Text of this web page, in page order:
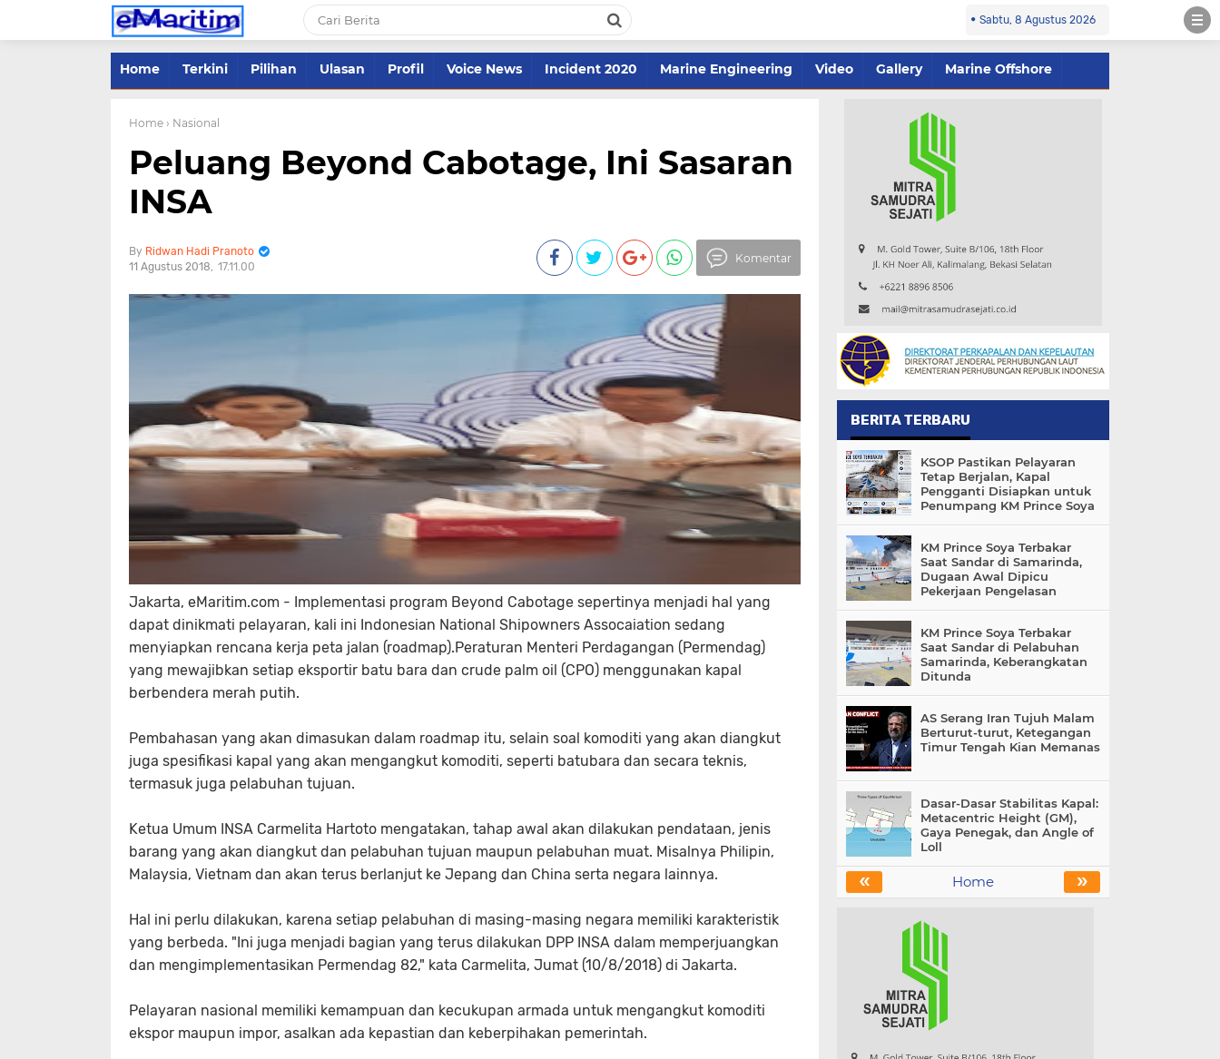
Sabtu, 8 Agustus 2026
Home Terkini Pilihan Ulasan Profil Voice News Incident 2020 Marine Engineering Video Gallery Marine Offshore
Home › Nasional
Peluang Beyond Cabotage, Ini Sasaran
INSA
Ridwan Hadi Pranoto
11 Agustus 2018
17.11.00
Komentar
Jakarta, eMaritim.com - Implementasi program Beyond Cabotage sepertinya menjadi hal yang
dapat dinikmati pelayaran, kali ini Indonesian National Shipowners Assocaiation sedang
menyiapkan rencana kerja peta jalan (roadmap).Peraturan Menteri Perdagangan (Permendag)
yang mewajibkan setiap eksportir batu bara dan crude palm oil (CPO) menggunakan kapal
berbendera merah putih.
Pembahasan yang akan dimasukan dalam roadmap itu, selain soal komoditi yang akan diangkut
juga spesifikasi kapal yang akan mengangkut komoditi, seperti batubara dan secara teknis,
termasuk juga pelabuhan tujuan.
Ketua Umum INSA Carmelita Hartoto mengatakan, tahap awal akan dilakukan pendataan, jenis
barang yang akan diangkut dan pelabuhan tujuan maupun pelabuhan muat. Misalnya Philipin,
Malaysia, Vietnam dan akan terus berlanjut ke Jepang dan China serta negara lainnya.
Hal ini perlu dilakukan, karena setiap pelabuhan di masing-masing negara memiliki karakteristik
yang berbeda. "Ini juga menjadi bagian yang terus dilakukan DPP INSA dalam memperjuangkan
dan mengimplementasikan Permendag 82," kata Carmelita, Jumat (10/8/2018) di Jakarta.
Pelayaran nasional memiliki kemampuan dan kecukupan armada untuk mengangkut komoditi
ekspor maupun impor, asalkan ada kepastian dan keberpihakan pemerintah.
BERITA TERBARU
KSOP Pastikan Pelayaran
Tetap Berjalan, Kapal
Pengganti Disiapkan untuk
Penumpang KM Prince Soya
KM Prince Soya Terbakar
Saat Sandar di Samarinda,
Dugaan Awal Dipicu
Pekerjaan Pengelasan
KM Prince Soya Terbakar
Saat Sandar di Pelabuhan
Samarinda, Keberangkatan
Ditunda
AS Serang Iran Tujuh Malam
Berturut-turut, Ketegangan
Timur Tengah Kian Memanas
Dasar-Dasar Stabilitas Kapal:
Metacentric Height (GM),
Gaya Penegak, dan Angle of
Loll
« »
Home